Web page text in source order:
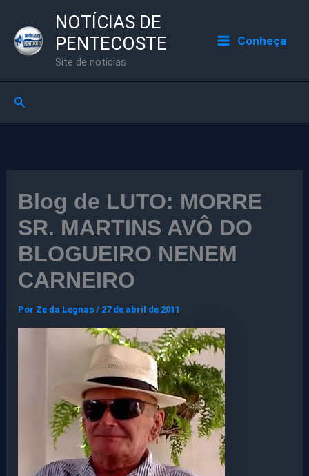
para
NOTÍCIAS DE
PENTECOSTE
Site de notícias
Conheça
Pesquisar
Blog de LUTO: MORRE
SR. MARTINS AVÔ DO
BLOGUEIRO NENEM
CARNEIRO
Por Ze da Legnas/ 27 de abril de 2011